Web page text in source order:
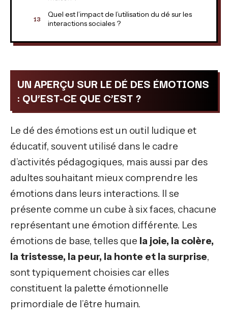
Quel est l’impact de l’utilisation du dé sur les
interactions sociales ?
UN APERÇU SUR LE DÉ DES ÉMOTIONS
: QU’EST-CE QUE C’EST ?
Le dé des émotions est un outil ludique et
éducatif, souvent utilisé dans le cadre
d’activités pédagogiques, mais aussi par des
adultes souhaitant mieux comprendre les
émotions dans leurs interactions. Il se
présente comme un cube à six faces, chacune
représentant une émotion différente. Les
émotions de base, telles que la joie, la colère,
la tristesse, la peur, la honte et la surprise,
sont typiquement choisies car elles
constituent la palette émotionnelle
primordiale de l’être humain.